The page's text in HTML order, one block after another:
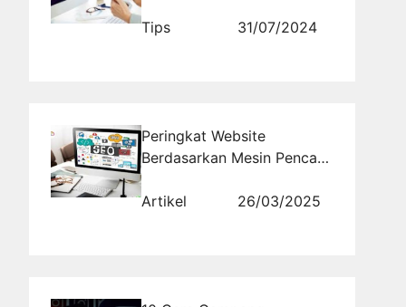
Tips
31/07/2024
Peringkat Website
Berdasarkan Mesin Pencari:
Dampak Google Core
Artikel 26/03/2025